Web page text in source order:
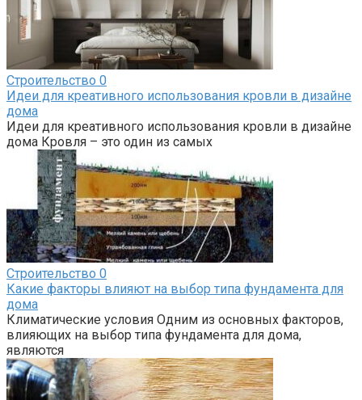
Строительство 0
Идеи для креативного использования кровли в дизайне
дома
Идеи для креативного использования кровли в дизайне
дома Кровля – это один из самых
Строительство 0
Какие факторы влияют на выбор типа фундамента для
дома
Климатические условия Одним из основных факторов,
влияющих на выбор типа фундамента для дома,
являются